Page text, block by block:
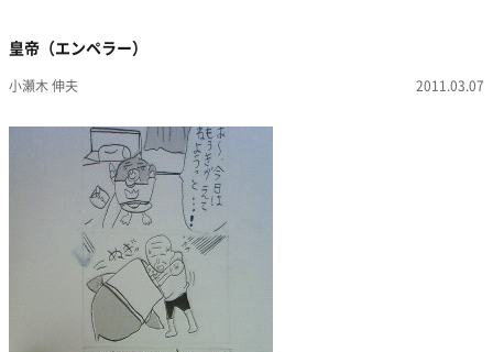
皇帝（エンペラー）
小瀬木 伸夫 2011.03.07